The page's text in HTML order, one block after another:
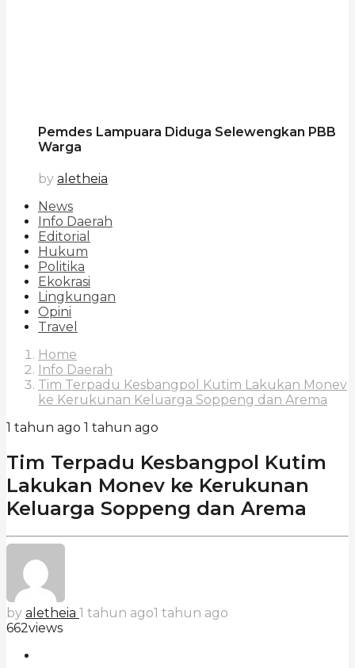
Pemdes Lampuara Diduga Selewengkan PBB
Warga
by aletheia
News
Info Daerah
Editorial
Hukum
Politika
Ekokrasi
Lingkungan
Opini
Travel
Home
Info Daerah
Tim Terpadu Kesbangpol Kutim Lakukan Monev
ke Kerukunan Keluarga Soppeng dan Arema
1 tahun ago 1 tahun ago
Tim Terpadu Kesbangpol Kutim
Lakukan Monev ke Kerukunan
Keluarga Soppeng dan Arema
by aletheia 1 tahun ago1 tahun ago
662views